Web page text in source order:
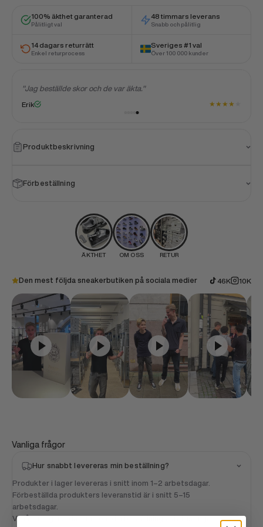
100% äkthet garanterad
Pålitligt val
48 timmars leverans
Snabb och pålitlig
14 dagars returrätt
Enkel returprocess
Sveriges #1 val
Över 100 000 kunder
"Jag beställde skor och de var äkta."
Erik ★★★★
Produktbeskrivning
Förbeställning
ÄKTHET OM OSS RETUR
Den mest följda sneakerbutiken på sociala medier 46K 10K
Vanliga frågor
Hur snabbt levereras min beställning?
Produkter i lager levereras i snitt inom 1–2 arbetsdagar.
Förbeställda produkters leveranstid är i snitt 5–15
arbetsdagar.
Vi håller dig uppdaterad om din beställnings status. Inga